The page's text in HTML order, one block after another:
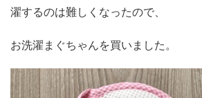
濯するのは難しくなったので、
お洗濯まぐちゃんを買いました。